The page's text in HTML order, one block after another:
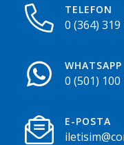
TELEFON
0 (364) 319
WHATSAPP
0 (501) 100
E-POSTA